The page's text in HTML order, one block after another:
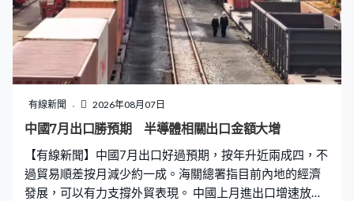
有線新聞 2026年08月07日
中國7月出口勝預期 半導體相關出口金額大增
【有線新聞】中國7月出口好過預期，按年升近兩成四，不
過貿易順差按月減少約一成。海關總署指目前內地的經濟
發展，可以有力支撐外貿表現。 中國上月進出口增速放